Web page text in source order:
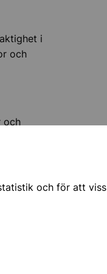
och för att viss
i
och
och
Vill